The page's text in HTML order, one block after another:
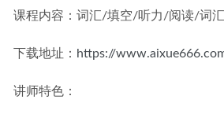
课程内容：词汇/填空/听力/阅读/词
下载地址： https://
讲师特色：
2026-03-01
音乐欣赏·古典民乐合集100首MP3，
歌曲百度网盘资源下载